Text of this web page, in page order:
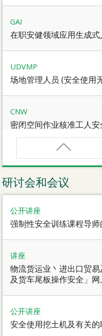
GAI
在职安健领域应用生成
UDVMP
场地管理人员 (安全使用
CNW
密闭空间作业核准工人
CNW(R)
密闭空间作业核准工人
动力操作升降工作台督导
密闭空间作业合资格人士
研讨会和会议
公开讲座
强制性安全训练课程导
讲座
物流货运业丶进出口贸
及货车尾板操作安全」
公开讲座
安全使用挖土机及有关